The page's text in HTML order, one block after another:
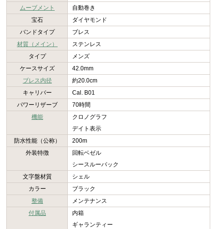
ムーブメント
自動巻き
宝石
ダイヤモンド
バンドタイプ
ブレス
材質（メイン）
ステンレス
タイプ
メンズ
ケースサイズ
42.0mm
ブレス内径
約20.0cm
キャリバー
Cal. B01
パワーリザーブ
70時間
機能
クロノグラフ
デイト表示
防水性能（公称）
200m
外装特徴
回転ベゼル
シースルーバック
文字盤材質
シェル
カラー
ブラック
整備
メンテナンス
付属品
内箱
ギャランティー